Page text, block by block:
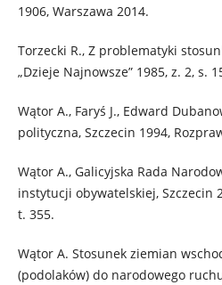
1906, Warszawa 2014.
Torzecki R., Z problematyki
„Dzieje Najnowsze” 1985, z. 2, s.
Wątor A., Faryś J., Edward
polityczna, Szczecin 1994,
Wątor A., Galicyjska Rada
instytucji obywatelskiej, Szczecin
t. 355.
Wątor A. Stosunek ziemian
(podolaków) do narodowego